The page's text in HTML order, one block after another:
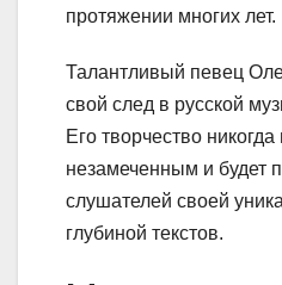
протяжении многих лет.
Талантливый певец
свой след в русской
Его творчество никогда
незамеченным и будет
слушателей своей
глубиной текстов.